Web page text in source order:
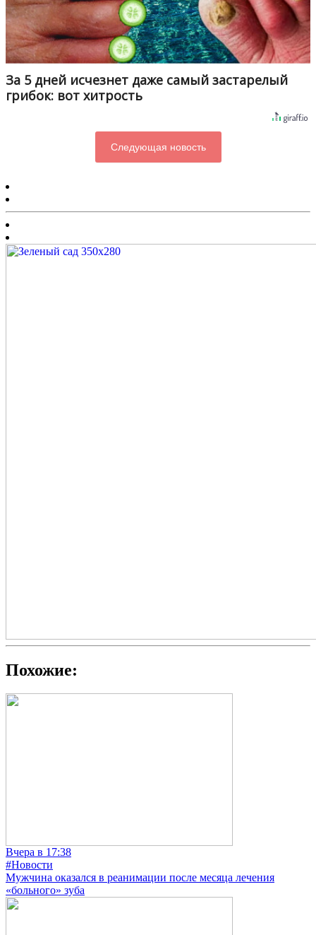
За 5 дней исчезнет даже самый застарелый
грибок: вот хитрость
Следующая новость
Похожие:
Вчера в 17:38
#Новости
Мужчина оказался в реанимации после месяца лечения
«больного» зуба